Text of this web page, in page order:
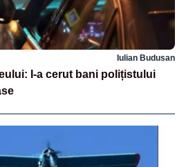
Iulian Budusan
I-a cerut bani polițistului